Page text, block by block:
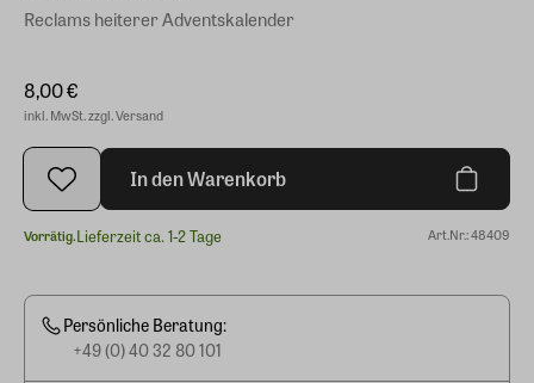
Reclams heiterer Adventskalender
8,00 €
inkl. MwSt. zzgl. Versand
In den Warenkorb
Vorrätig.Lieferzeit ca. 1-2 Tage Art.Nr.: 48409
Persönliche Beratung:
+49 (0) 40 32 80 101